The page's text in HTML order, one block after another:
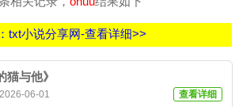
txt小说分享网-查看详细>>
猫与他》
2026-06-01
查看详细